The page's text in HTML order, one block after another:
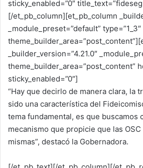
sticky_enabled=”0″
[/et_pb_column][et_pb_column
_module_preset=”default” type=”1_3″
_builder_version=”4.21.0″
theme_builder_area=”post_content”
sticky_enabled=”0″]
“Hay que decirlo de manera clara, la
sido una característica del
tema fundamental, es que buscamos
mecanismo que propicie que las
mismas”, destacó la Gobernadora.